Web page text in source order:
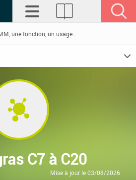
C7 à C20
Mise à jour le 03/08/2026